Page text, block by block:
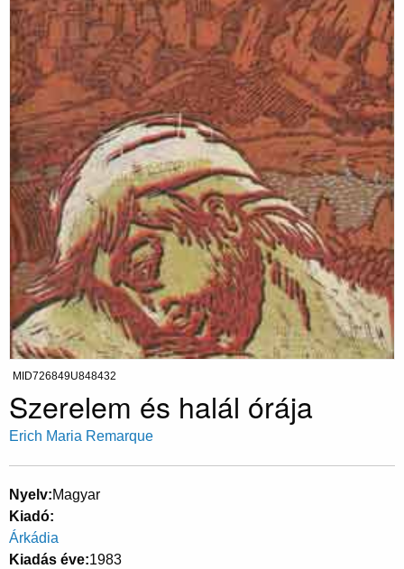
MID726849U848432
Szerelem és halál órája
Erich Maria Remarque
Nyelv Magyar
Kiadó
Árkádia
Kiadás éve 1983